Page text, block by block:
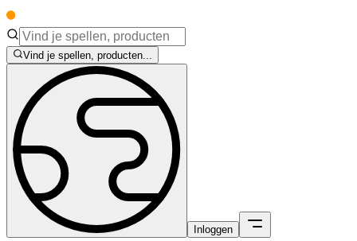
Vind je spellen, producten...
Inloggen